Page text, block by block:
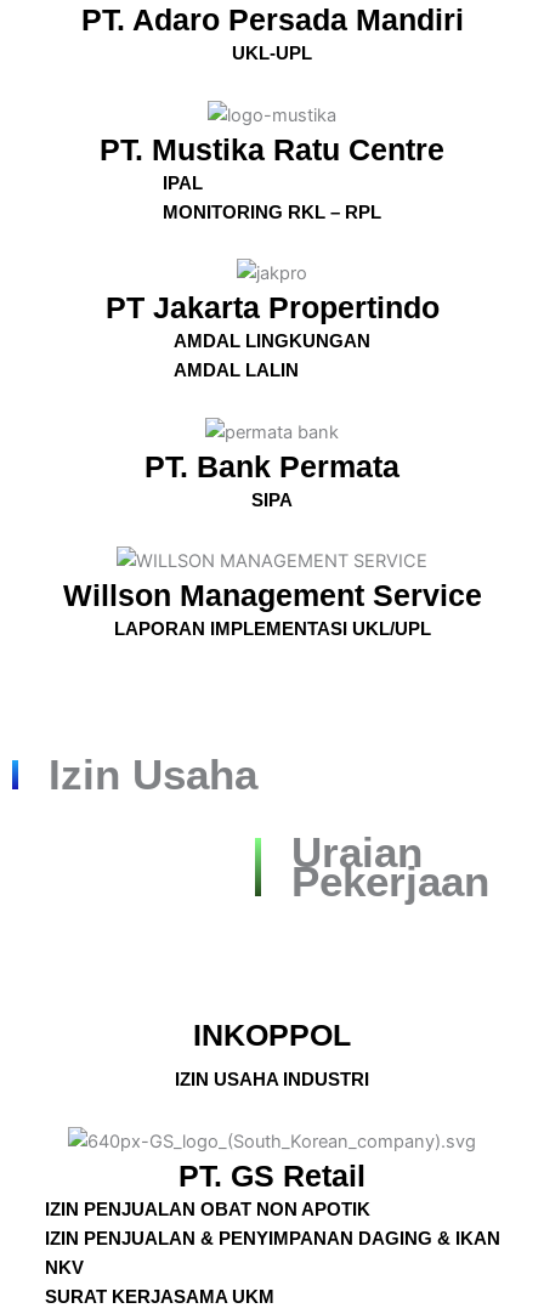
PT. Adaro Persada Mandiri
UKL-UPL
PT. Mustika Ratu Centre
IPAL
MONITORING RKL – RPL
PT Jakarta Propertindo
AMDAL LINGKUNGAN
AMDAL LALIN
PT. Bank Permata
SIPA
Willson Management Service
LAPORAN IMPLEMENTASI UKL/UPL
Izin Usaha
Uraian
Pekerjaan
INKOPPOL
IZIN USAHA INDUSTRI
PT. GS Retail
IZIN PENJUALAN OBAT NON APOTIK
IZIN PENJUALAN & PENYIMPANAN DAGING & IKAN
NKV
SURAT KERJASAMA UKM